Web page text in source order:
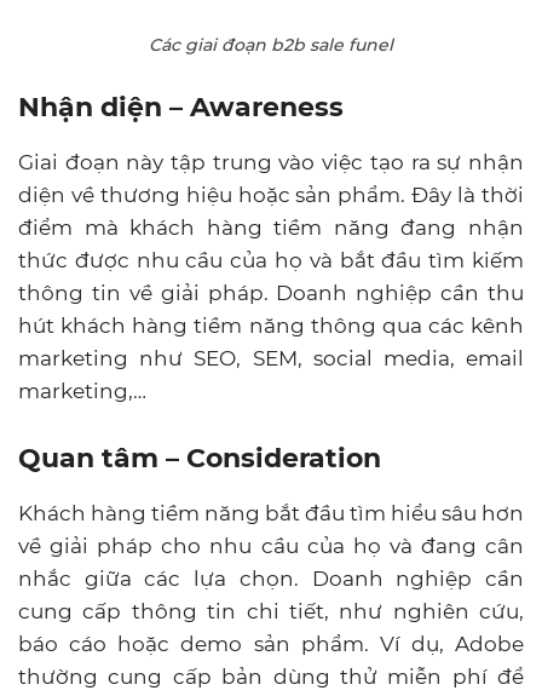
Các giai đoạn b2b sale funel
Nhận diện – Awareness
Giai đoạn này tập trung vào việc tạo ra sự nhận
diện về thương hiệu hoặc sản phẩm. Đây là thời
điểm mà khách hàng tiềm năng đang nhận
thức được nhu cầu của họ và bắt đầu tìm kiếm
thông tin về giải pháp. Doanh nghiệp cần thu
hút khách hàng tiềm năng thông qua các kênh
marketing như SEO, SEM, social media, email
marketing,…
Quan tâm – Consideration
Khách hàng tiềm năng bắt đầu tìm hiểu sâu hơn
về giải pháp cho nhu cầu của họ và đang cân
nhắc giữa các lựa chọn. Doanh nghiệp cần
cung cấp thông tin chi tiết, như nghiên cứu,
báo cáo hoặc demo sản phẩm. Ví dụ, Adobe
thường cung cấp bản dùng thử miễn phí để